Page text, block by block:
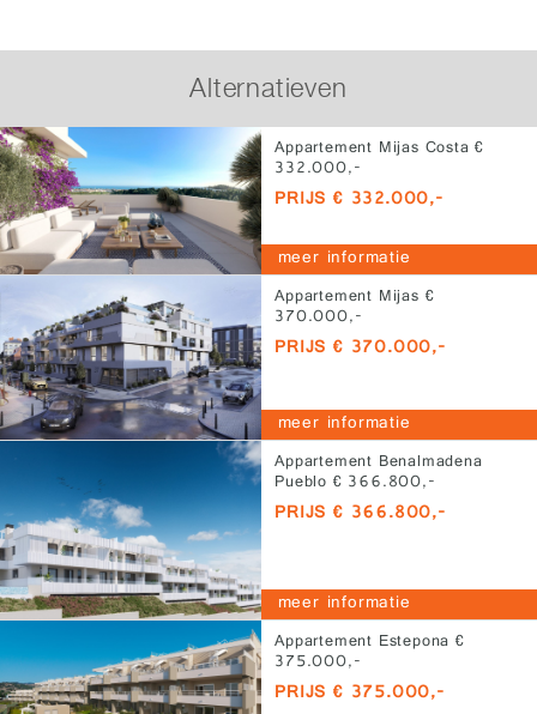
Alternatieven
Appartement Mijas Costa €
332.000,-
PRIJS € 332.000,-
meer informatie
Appartement Mijas €
370.000,-
PRIJS € 370.000,-
meer informatie
Appartement Benalmadena
Pueblo € 366.800,-
PRIJS € 366.800,-
meer informatie
Appartement Estepona €
375.000,-
PRIJS € 375.000,-